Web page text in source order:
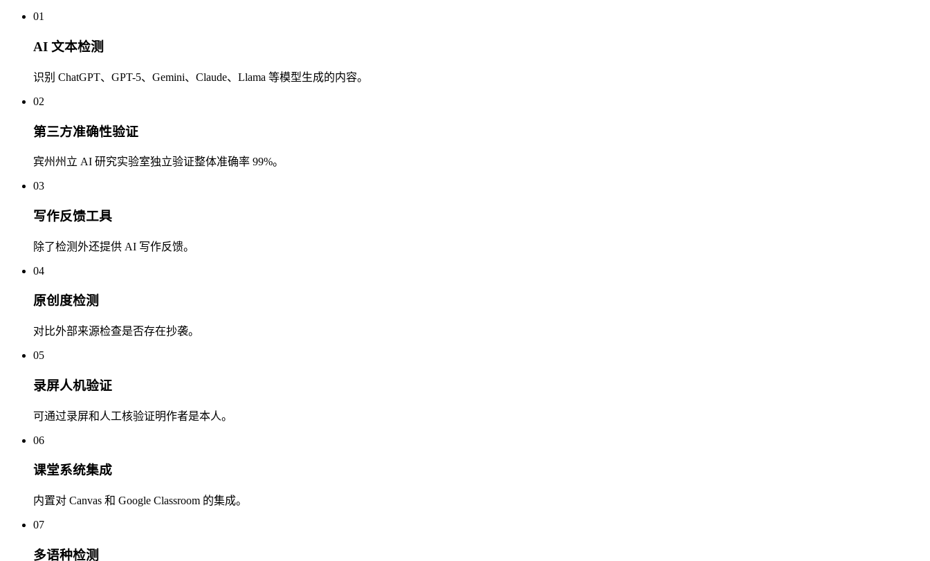
01
AI 文本检测
识别 ChatGPT、GPT-5、Gemini、Claude、Llama 等模型生成的内容。
02
第三方准确性验证
宾州州立 AI 研究实验室独立验证整体准确率 99%。
03
写作反馈工具
除了检测外还提供 AI 写作反馈。
04
原创度检测
对比外部来源检查是否存在抄袭。
05
录屏人机验证
可通过录屏和人工核验证明作者是本人。
06
课堂系统集成
内置对 Canvas 和 Google Classroom 的集成。
07
多语种检测